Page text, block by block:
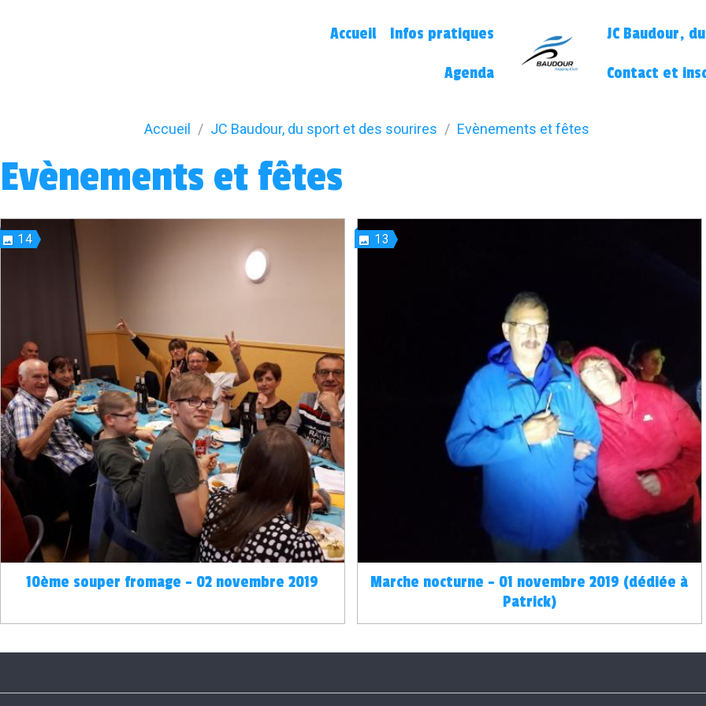
Accueil Infos pratiques
Agenda
JC Baudour,
Contact et
Accueil JC Baudour, du sport et des sourires Evènements et fêtes
Evènements et fêtes
14
10ème souper fromage - 02 novembre 2019
13
Marche nocturne - 01 novembre 2019 (dédiée à
Patrick)